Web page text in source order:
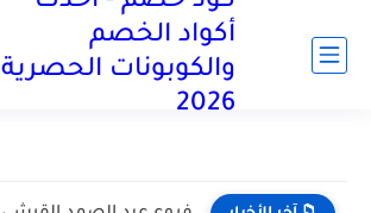
أكواد الخصم
والكوبونات الحصرية
2026